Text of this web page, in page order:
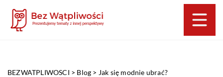
BEZWATPLIWOSCI > Blog > Jak się modnie ubrać?